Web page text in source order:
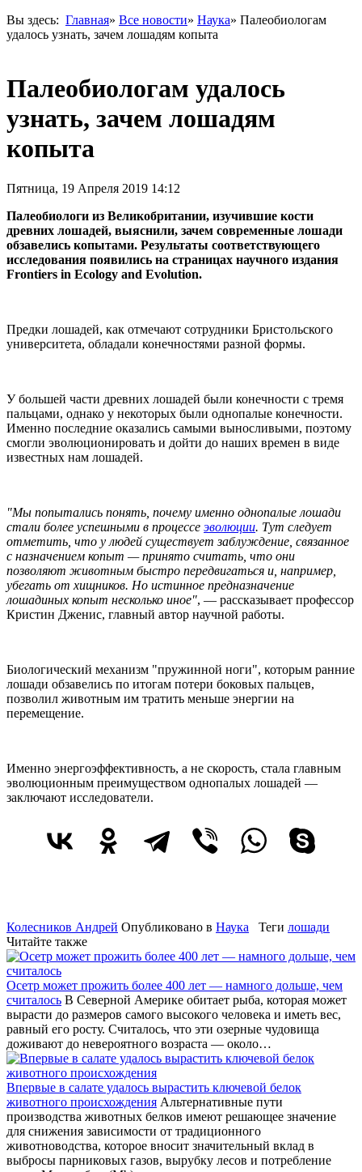
Вы здесь: Главная» Все новости» Наука» Палеобиологам
удалось узнать, зачем лошадям копыта
Палеобиологам удалось
узнать, зачем лошадям
копыта
Пятница, 19 Апреля 2019 14:12
Палеобиологи из Великобритании, изучившие кости
древних лошадей, выяснили, зачем современные лошади
обзавелись копытами. Результаты соответствующего
исследования появились на страницах научного издания
Frontiers in Ecology and Evolution.
Предки лошадей, как отмечают сотрудники Бристольского
университета, обладали конечностями разной формы.
У большей части древних лошадей были конечности с тремя
пальцами, однако у некоторых были однопалые конечности.
Именно последние оказались самыми выносливыми, поэтому
смогли эволюционировать и дойти до наших времен в виде
известных нам лошадей.
"Мы попытались понять, почему именно однопалые лошади
стали более успешными в процессе эволюции. Тут следует
отметить, что у людей существует заблуждение, связанное
с назначением копыт — принято считать, что они
позволяют животным быстро передвигаться и, например,
убегать от хищников. Но истинное предназначение
лошадиных копыт несколько иное", — рассказывает профессор
Кристин Дженис, главный автор научной работы.
Биологический механизм "пружинной ноги", которым ранние
лошади обзавелись по итогам потери боковых пальцев,
позволил животным им тратить меньше энергии на
перемещение.
Именно энергоэффективность, а не скорость, стала главным
эволюционным преимуществом однопалых лошадей —
заключают исследователи.
Колесников Андрей Опубликовано в Наука Теги лошади
Читайте также
Осетр может прожить более 400 лет — намного дольше, чем
считалось В Северной Америке обитает рыба, которая может
вырасти до размеров самого высокого человека и иметь вес,
равный его росту. Считалось, что эти озерные чудовища
доживают до невероятного возраста — около…
Впервые в салате удалось вырастить ключевой белок
животного происхождения Альтернативные пути
производства животных белков имеют решающее значение
для снижения зависимости от традиционного
животноводства, которое вносит значительный вклад в
выбросы парниковых газов, вырубку лесов и потребление